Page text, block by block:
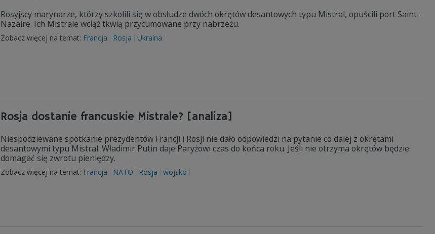
Rosyjscy marynarze, którzy szkolili się w obsłudze dwóch okrętów desantowych typu Mistral, opuścili port Saint-
Nazaire. Ich Mistrale wciąż tkwią przycumowane przy nabrzeżu.
Zobacz więcej na temat: Francja Rosja Ukraina
Rosja dostanie francuskie Mistrale? [analiza]
Niespodziewane spotkanie prezydentów Francji i Rosji nie dało odpowiedzi na pytanie co dalej z okrętami
desantowymi typu Mistral. Władimir Putin daje Paryżowi czas do końca roku. Jeśli nie otrzyma okrętów będzie
domagać się zwrotu pieniędzy.
Zobacz więcej na temat: Francja NATO Rosja wojsko